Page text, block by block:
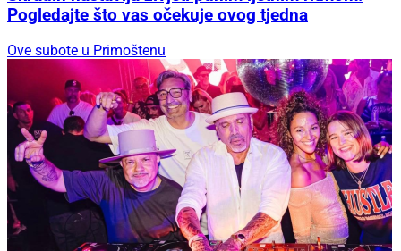
Pogledajte što vas očekuje ovog tjedna
Ove subote u Primoštenu